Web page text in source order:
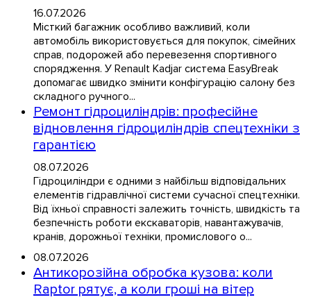
16.07.2026
Місткий багажник особливо важливий, коли
автомобіль використовується для покупок, сімейних
справ, подорожей або перевезення спортивного
спорядження. У Renault Kadjar система EasyBreak
допомагає швидко змінити конфігурацію салону без
складного ручного...
Ремонт гідроциліндрів: професійне
відновлення гідроциліндрів спецтехніки з
гарантією
08.07.2026
Гідроциліндри є одними з найбільш відповідальних
елементів гідравлічної системи сучасної спецтехніки.
Від їхньої справності залежить точність, швидкість та
безпечність роботи екскаваторів, навантажувачів,
кранів, дорожньої техніки, промислового о...
08.07.2026
Антикорозійна обробка кузова: коли
Raptor рятує, а коли гроші на вітер